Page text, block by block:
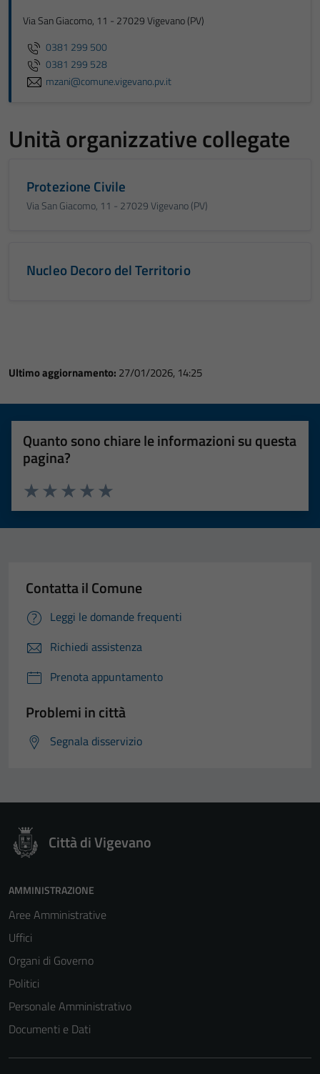
Via San Giacomo, 11 - 27029 Vigevano (PV)
0381 299 500
0381 299 528
mzani@comune.vigevano.pv.it
Unità organizzative collegate
Protezione Civile
Via San Giacomo, 11 - 27029 Vigevano (PV)
Nucleo Decoro del Territorio
Ultimo aggiornamento: 27/01/2026, 14:25
Quanto sono chiare le informazioni su questa
pagina?
Valuta 5 stelle su 5
Valuta 4 stelle su 5
Valuta 3 stelle su 5
Valuta 2 stelle su 5
Valuta 1 stelle su 5
Contatta il Comune
Leggi le domande frequenti
Richiedi assistenza
Prenota appuntamento
Problemi in città
Segnala disservizio
Città di Vigevano
AMMINISTRAZIONE
Aree Amministrative
Uffici
Organi di Governo
Politici
Personale Amministrativo
Documenti e Dati